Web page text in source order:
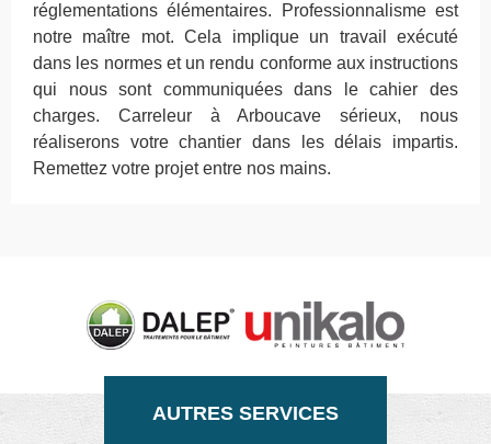
réglementations élémentaires. Professionnalisme est
notre maître mot. Cela implique un travail exécuté
dans les normes et un rendu conforme aux instructions
qui nous sont communiquées dans le cahier des
charges. Carreleur à Arboucave sérieux, nous
réaliserons votre chantier dans les délais impartis.
Remettez votre projet entre nos mains.
AUTRES SERVICES